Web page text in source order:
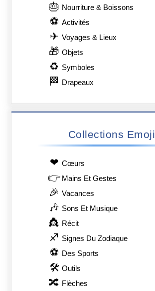
🎂 Nourriture & Boissons
⚽ Activités
✈ Voyages & Lieux
🎁 Objets
♻ Symboles
🏁 Drapeaux
Collections Emoji
❤ Сœurs
👉 Mains Et Gestes
🎉 Vacances
🎶 Sons Et Musique
👸 Récit
♐ Signes Du Zodiaque
⚽ Des Sports
🛠 Outils
🔀 Flèches